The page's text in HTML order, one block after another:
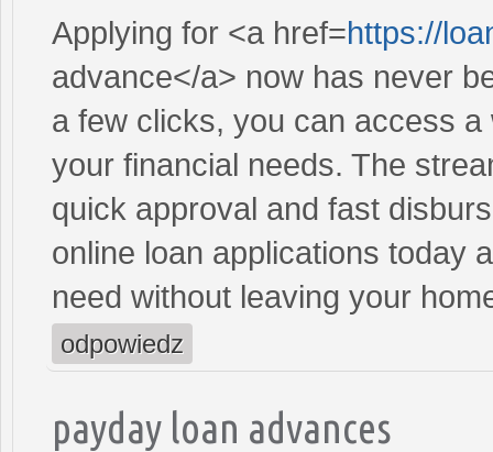
Applying for <a href=https://
advance</a> now has never
a few clicks, you can access
your financial needs. The
quick approval and fast
online loan applications today
need without leaving your
odpowiedz
payday loan advances